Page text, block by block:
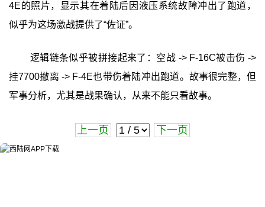
4E的照片，显示其在着陆后因液压系统故障冲出了跑道，
似乎为这场激战提供了“佐证”。
逻辑链条似乎被拼接起来了：空战 -> F-16C被击伤 ->
挂7700撤离 -> F-4E也带伤着陆冲出跑道。故事很完整，但
军事分析，尤其是战果确认，从来不能只看故事。
上一页 下一页